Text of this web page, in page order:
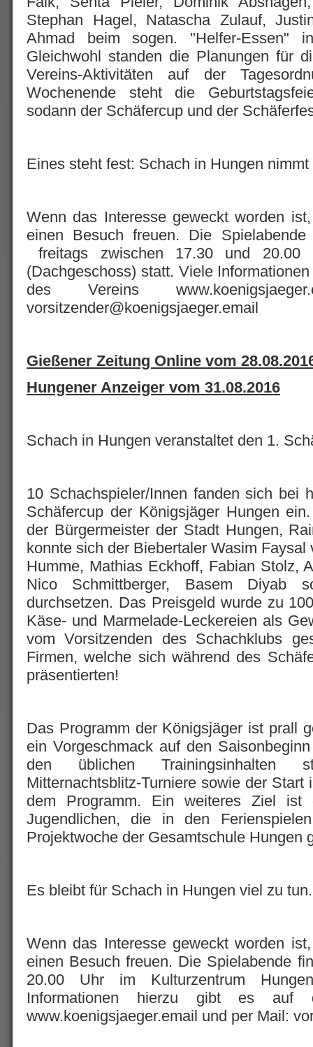
Stephan Hagel, Natascha Zulauf,
Ahmad beim sogen. "Helfer-Essen"
Gleichwohl standen die Planungen für
Vereins-Aktivitäten auf der
Wochenende steht die
sodann der Schäfercup und der
Eines steht fest: Schach in Hungen
Wenn das Interesse geweckt worden
einen Besuch freuen. Die
freitags zwischen 17.30 und 20.00
(Dachgeschoss) statt. Viele
des Vereins
vorsitzender@koenigsjaeger.email
Gießener Zeitung Online vom
Hungener Anzeiger vom 31.08.2016
Schach in Hungen veranstaltet den 1.
10 Schachspieler/Innen fanden sich bei
Schäfercup der Königsjäger Hungen
der Bürgermeister der Stadt Hungen,
konnte sich der Biebertaler Wasim
Humme, Mathias Eckhoff, Fabian Stolz,
Nico Schmittberger, Basem Diyab
durchsetzen. Das Preisgeld wurde zu
Käse- und Marmelade-Leckereien als
vom Vorsitzenden des Schachklubs
Firmen, welche sich während des
präsentierten!
Das Programm der Königsjäger ist prall
ein Vorgeschmack auf den
den üblichen Trainingsinhalten
Mitternachtsblitz-Turniere sowie der
dem Programm. Ein weiteres Ziel
Jugendlichen, die in den
Projektwoche der Gesamtschule Hungen
Es bleibt für Schach in Hungen viel zu
Wenn das Interesse geweckt worden
einen Besuch freuen. Die Spielabende
20.00 Uhr im Kulturzentrum
Informationen hierzu gibt es auf
www.koenigsjaeger.email und per Mail: